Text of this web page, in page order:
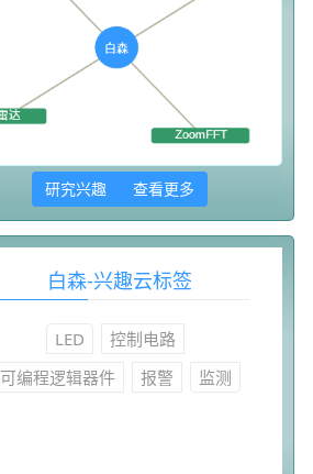
研究兴趣 查看更多
白森-兴趣云标签
LED
控制电路
可编程逻辑器件
报警 监测